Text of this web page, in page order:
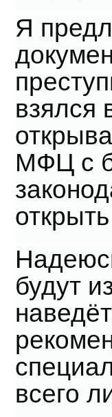
Я
взялся
МФЦ с
будут
всего